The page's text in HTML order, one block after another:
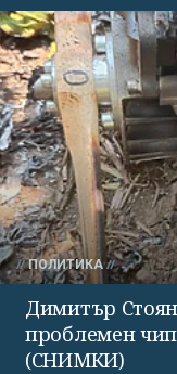
ПОЛИТИКА
Димитър
проблемен
(СНИМКИ)